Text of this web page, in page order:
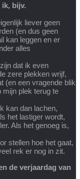
bijv.
liever geen
(en dus geen
kan leggen en er
alles
dat ik even
zere plekken wrijf,
(en een vragende blik
mijn plek terug te
kan dan lachen,
het lastiger wordt,
Als het genoeg is,
stellen hoe het gaat,
rek er nog in zit.
de verjaardag van